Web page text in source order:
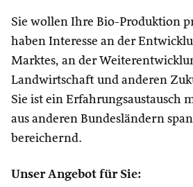
Sie wollen Ihre Bio-Produktion
haben Interesse an der
Marktes, an der
Landwirtschaft und anderen
Sie ist ein Erfahrungsaustausch
aus anderen Bundesländern
bereichernd.
Unser Angebot für Sie: